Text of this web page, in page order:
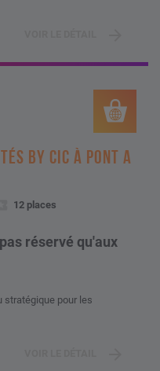
BY CIC À PONT A
12 places
réservé qu'aux
stratégique pour les